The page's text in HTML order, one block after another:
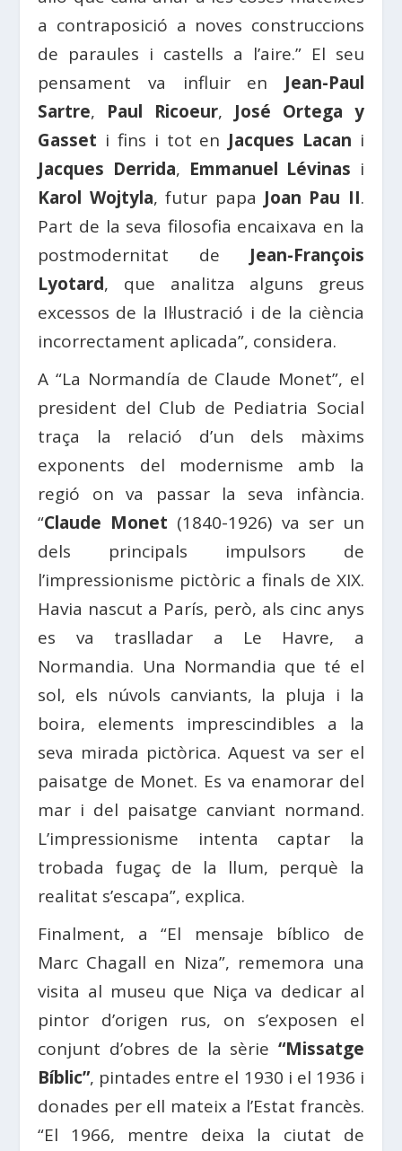
a contraposició a noves construccions
de paraules i castells a l’aire.” El seu
pensament va influir en Jean-Paul
Sartre, Paul Ricoeur, José Ortega y
Gasset i fins i tot en Jacques Lacan i
Jacques Derrida, Emmanuel Lévinas i
Karol Wojtyla, futur papa Joan Pau II.
Part de la seva filosofia encaixava en la
postmodernitat de Jean-François
Lyotard, que analitza alguns greus
excessos de la Il·lustració i de la ciència
incorrectament aplicada”, considera.
A “La Normandía de Claude Monet”, el
president del Club de Pediatria Social
traça la relació d’un dels màxims
exponents del modernisme amb la
regió on va passar la seva infància.
“Claude Monet (1840-1926) va ser un
dels principals impulsors de
l’impressionisme pictòric a finals de XIX.
Havia nascut a París, però, als cinc anys
es va traslladar a Le Havre, a
Normandia. Una Normandia que té el
sol, els núvols canviants, la pluja i la
boira, elements imprescindibles a la
seva mirada pictòrica. Aquest va ser el
paisatge de Monet. Es va enamorar del
mar i del paisatge canviant normand.
L’impressionisme intenta captar la
trobada fugaç de la llum, perquè la
realitat s’escapa”, explica.
Finalment, a “El mensaje bíblico de
Marc Chagall en Niza”, rememora una
visita al museu que Niça va dedicar al
pintor d’origen rus, on s’exposen el
conjunt d’obres de la sèrie “Missatge
Bíblic”, pintades entre el 1930 i el 1936 i
donades per ell mateix a l’Estat francès.
“El 1966, mentre deixa la ciutat de